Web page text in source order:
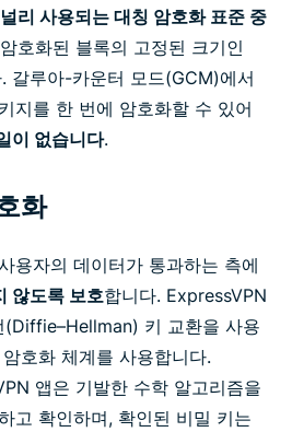
리 사용되는 대칭 암호화 표준 중
호화된 블록의 고정된 크기인
갈루아-카운터 모드(GCM)에서
지를 한 번에 암호화할 수 있어
이 없습니다.
화
용자의 데이터가 통과하는 측에
않도록 보호합니다. ExpressVPN
키 교환을 사용
호화 체계를 사용합니다.
앱은 기발한 수학 알고리즘을
고 확인하며, 확인된 비밀 키는